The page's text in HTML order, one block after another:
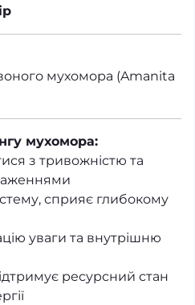
мухомора (Amanita
мухомора:
з тривожністю та
сприяє глибокому
уваги та внутрішню
ресурсний стан